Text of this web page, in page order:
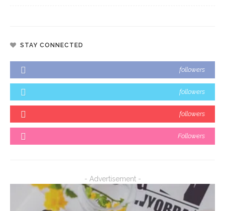
STAY CONNECTED
followers
followers
followers
Followers
- Advertisement -